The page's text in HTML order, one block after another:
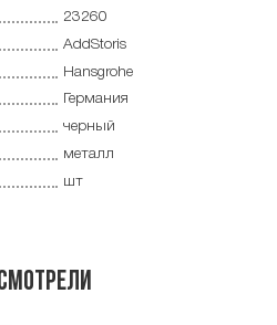
23260
AddStoris
Hansgrohe
Германия
черный
металл
шт